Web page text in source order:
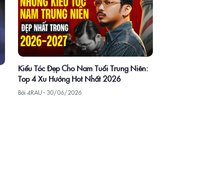
Kiểu Tóc Đẹp Cho Nam Tuổi Trung Niên:
Top 4 Xu Hướng Hot Nhất 2026
Bởi 4RAU · 30/06/2026